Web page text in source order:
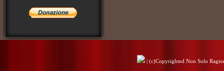
| (c)Copyrighted Non Solo